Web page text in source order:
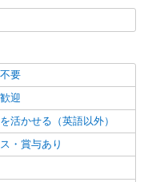
要
迎
活かせる（英語以外）
・賞与あり